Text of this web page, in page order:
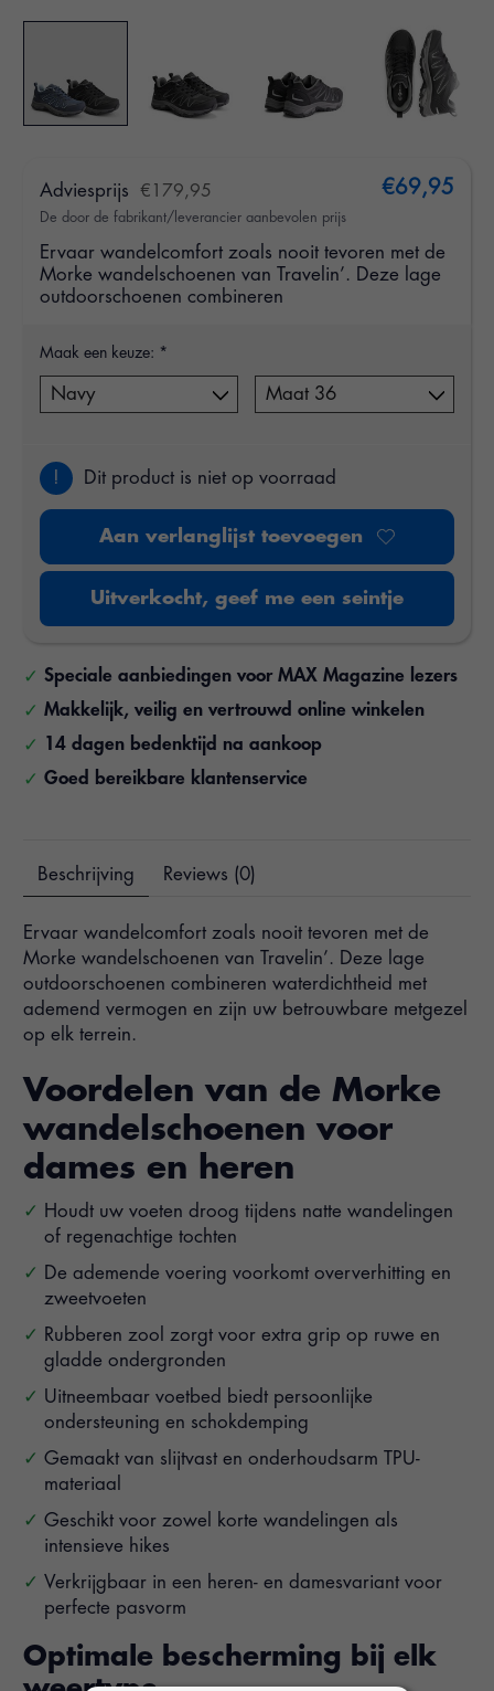
Adviesprijs €179,95
De door de fabrikant/leverancier aanbevolen prijs
€69,95
Ervaar wandelcomfort zoals nooit tevoren met de
Morke wandelschoenen van Travelin’. Deze lage
outdoorschoenen combineren
Maak een keuze: *
! Dit product is niet op voorraad
Aan verlanglijst toevoegen
Uitverkocht, geef me een seintje
Speciale aanbiedingen voor MAX Magazine lezers
Makkelijk, veilig en vertrouwd online winkelen
14 dagen bedenktijd na aankoop
Goed bereikbare klantenservice
Beschrijving Reviews (0)
Ervaar wandelcomfort zoals nooit tevoren met de
Morke wandelschoenen van Travelin’. Deze lage
outdoorschoenen combineren waterdichtheid met
ademend vermogen en zijn uw betrouwbare metgezel
op elk terrein.
Voordelen van de Morke
wandelschoenen voor
dames en heren
Houdt uw voeten droog tijdens natte wandelingen
of regenachtige tochten
De ademende voering voorkomt oververhitting en
zweetvoeten
Rubberen zool zorgt voor extra grip op ruwe en
gladde ondergronden
Uitneembaar voetbed biedt persoonlijke
ondersteuning en schokdemping
Gemaakt van slijtvast en onderhoudsarm TPU-
materiaal
Geschikt voor zowel korte wandelingen als
intensieve hikes
Verkrijgbaar in een heren- en damesvariant voor
perfecte pasvorm
Optimale bescherming bij elk